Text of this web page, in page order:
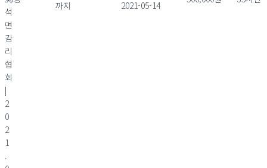
석
면
감
리
협
회
|
2
0
2
1
.
까지
2021-05-14